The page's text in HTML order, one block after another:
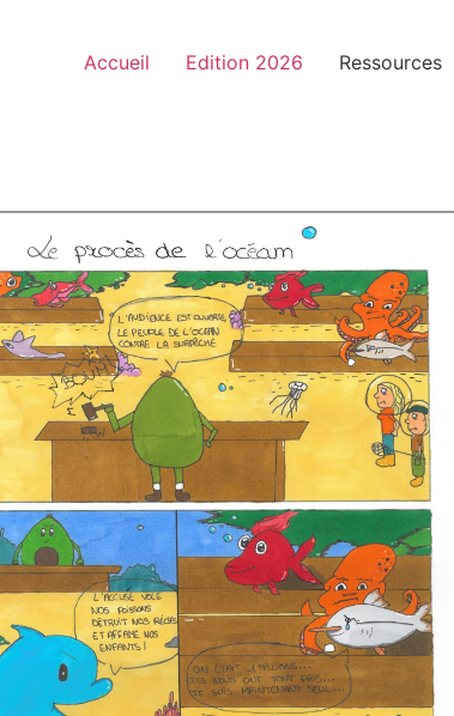
Accueil Edition 2026 Ressources